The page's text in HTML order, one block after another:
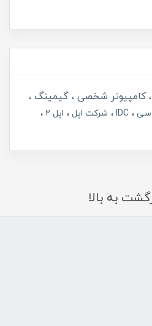
کامپیوتر شخصی
گیمینگ
سی IDC شرکت اپل
اپل 2
به بالا